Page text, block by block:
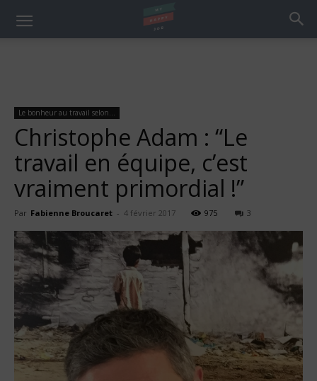
Le bonheur au travail selon...
Christophe Adam : “Le
travail en équipe, c’est
vraiment primordial !”
Par Fabienne Broucaret - 4 février 2017 975 3